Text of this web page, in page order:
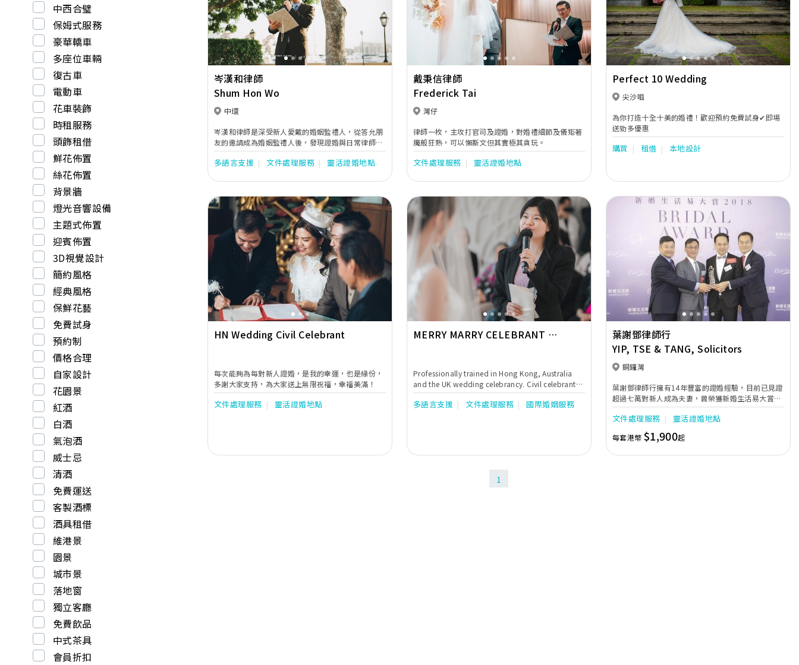
中西合璧
保姆式服務
豪華轎車
多座位車輛
復古車
電動車
花車裝飾
時租服務
頭飾租借
鮮花佈置
絲花佈置
背景牆
燈光音響設備
主題式佈置
迎賓佈置
3D視覺設計
簡約風格
經典風格
保鮮花藝
免費試身
預約制
價格合理
自家設計
花園景
紅酒
白酒
氣泡酒
威士忌
清酒
免費運送
客製酒標
酒具租借
維港景
園景
城市景
落地窗
獨立客廳
免費飲品
中式茶具
會員折扣
Previous Next
岑漢和律師
Shum Hon Wo
中環
岑漢和律師是深受新人愛戴的婚姻監禮人，從答允朋
友的邀請成為婚姻監禮人後，發現證婚與日常律師事
務截然不同，深受婚禮中的正面、開心的氣氛所吸
引，越來越投入婚姻監禮的事務。岑律師認為婚禮是
期，攜手共度難關直至步入神聖的婚姻，令他感受到
婚姻監禮的意義，更鼓舞他未來投放更多日子，祝福
更多的新人。
多語言支援 文件處理服務 靈活證婚地點
Previous Next
戴秉信律師
Frederick Tai
灣仔
律師一枚，主攻打官司及證婚，對婚禮細節及儀矩著
魔般狂熱，可以懶斯文但其實極其貪玩。
文件處理服務 靈活證婚地點
Previous Next
Perfect 10 Wedding
尖沙咀
為你打造十全十美的婚禮！歡迎預約免費試身✔即場
送勁多優惠
購買 租借 本地設計
Previous Next
HN Wedding Civil Celebrant
每次能夠為每對新人證婚，是我的幸運，也是緣份，
多謝大家支持，為大家送上無限祝福，幸福美滿！
文件處理服務 靈活證婚地點
Previous Next
MERRY MARRY CELEBRANT 證
Professionally trained in Hong Kong, Australia
and the UK wedding celebrancy. Civil celebrant
of marriages who can statutorily officiate your
wedding ceremony in Hong Kong jurisdiction. 我
多語言支援 文件處理服務 國際婚姻服務
Previous Next
葉謝鄧律師行
YIP, TSE & TANG, Solicitors
銅鑼灣
葉謝鄧律師行擁有14年豐富的證婚經驗，目前已見證
超過七萬對新人成為夫妻，曾榮獲新婚生活易大賞
2018《新人至愛婚姻監禮人服務》大獎，可見其具備
一定的服務質素和專業水平。葉謝鄧律師行有超過20
個證婚律師，位位都十分專業及細心，形象和表現風
格都各有特色，當中孫楚雍律師更是律師行的皇牌。
文件處理服務 靈活證婚地點
每套港幣 $1,900起
1